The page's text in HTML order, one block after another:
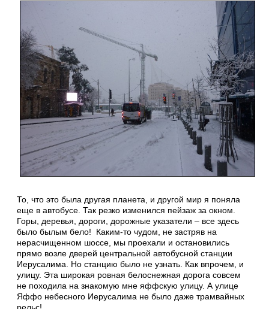
То, что это была другая планета, и другой мир я поняла
еще в автобусе. Так резко изменился пейзаж за окном.
Горы, деревья, дороги, дорожные указатели – все здесь
было былым бело! Каким-то чудом, не застряв на
нерасчищенном шоссе, мы проехали и остановились
прямо возле дверей центральной автобусной станции
Иерусалима. Но станцию было не узнать. Как впрочем, и
улицу. Эта широкая ровная белоснежная дорога совсем
не походила на знакомую мне яффскую улицу. А улице
Яффо небесного Иерусалима не было даже трамвайных